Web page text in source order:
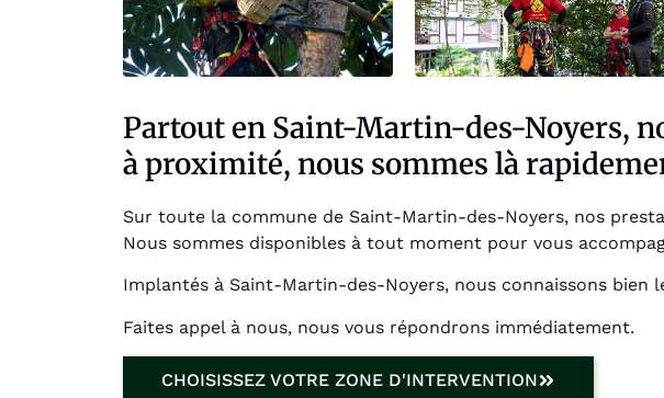
Partout en Saint-Martin-des-Noyers,
à proximité, nous sommes là
Sur toute la commune de Saint-Martin-des-Noyers, nos
Nous sommes disponibles à tout moment pour vous
Implantés à Saint-Martin-des-Noyers, nous connaissons bien
Faites appel à nous, nous vous répondrons immédiatement.
CHOISISSEZ VOTRE ZONE D'INTERVENTION